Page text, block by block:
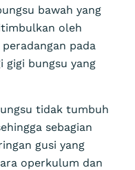
bawah yang
oleh
pada
gigi bungsu yang
tidak tumbuh
sebagian
gusi yang
operkulum dan